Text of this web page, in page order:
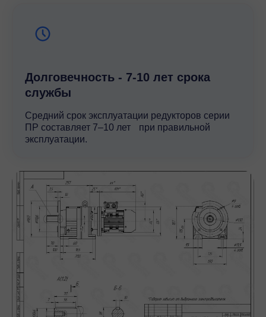
Долговечность - 7-10 лет срока
службы
Средний срок эксплуатации редукторов серии
ПР составляет 7–10 лет при правильной
эксплуатации.